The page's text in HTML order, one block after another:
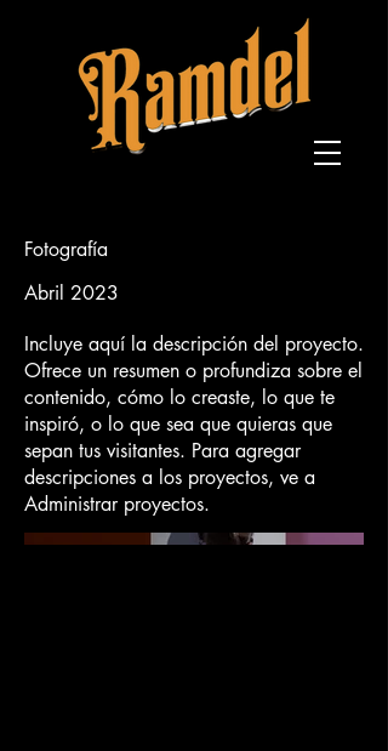
Fotografía
Abril 2023
Incluye aquí la descripción del proyecto.
Ofrece un resumen o profundiza sobre el
contenido, cómo lo creaste, lo que te
inspiró, o lo que sea que quieras que
sepan tus visitantes. Para agregar
descripciones a los proyectos, ve a
Administrar proyectos.